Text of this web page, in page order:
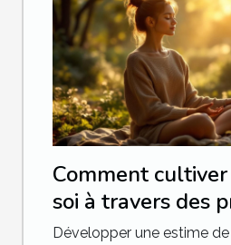
Comment
soi à travers des
quotidiennes ?
Développer une estime